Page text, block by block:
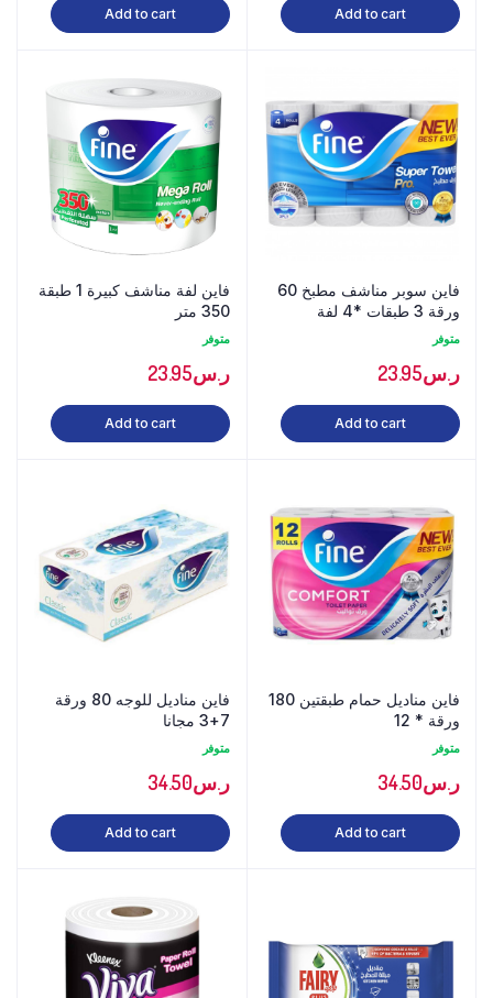
Add to cart
Add to cart
فاين سوبر مناشف مطبخ 60
ورقة 3 طبقات *4 لفة
متوفر
ر.س23.95
Add to cart
فاين لفة مناشف كبيرة 1 طبقة
350 متر
متوفر
ر.س23.95
Add to cart
فاين مناديل حمام طبقتين 180
ورقة * 12
متوفر
ر.س34.50
Add to cart
فاين مناديل للوجه 80 ورقة
7+3 مجانا
متوفر
ر.س34.50
Add to cart